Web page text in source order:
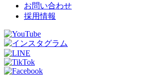
お問い合わせ
採用情報